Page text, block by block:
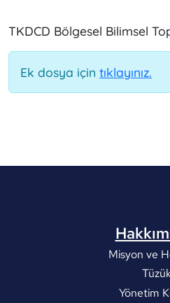
TKDCD Bölgesel Bilimsel
Ek dosya için tıklayınız.
Misyon ve
Yönetim